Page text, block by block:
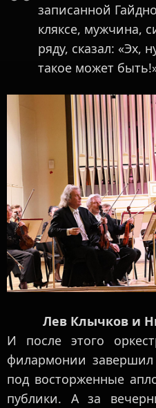
записанной
кляксе, мужчина,
ряду, сказал: «Эх,
такое может
Лев Клычков и
И после этого
филармонии
под восторженные
публики. А за